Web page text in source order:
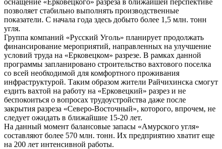
позволяет стабильно выполнять производственные
показатели. С начала года здесь добыто более 1,5 млн. тонн
угля.
Группа компаний «Русский Уголь» планирует продолжать
финансирование мероприятий, направленных на улучшение
условий труда на «Ерковецком» разрезе. В рамках данной
программы запланировано строительство вахтового поселка
со всей необходимой для комфортного проживания
инфраструктурой. Таким образом жители Райчихинска смогут
ездить вахтой на работу на «Ерковецкий» разрез и не
беспокоиться о вопросах трудоустройства даже после
закрытия разреза «Северо-Восточный», которого, впрочем, не
следует ожидать в ближайшие 15-20 лет.
На данный момент балансовые запасы «Амурского угля»
составляют более 570 млн. тонн. Их предприятию хватит еще
на 200 лет интенсивной работы.